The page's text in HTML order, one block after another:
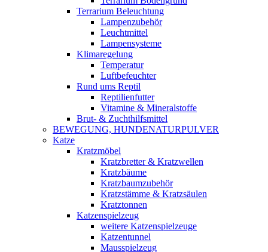
Terrarium Beleuchtung
Lampenzubehör
Leuchtmittel
Lampensysteme
Klimaregelung
Temperatur
Luftbefeuchter
Rund ums Reptil
Reptilienfutter
Vitamine & Mineralstoffe
Brut- & Zuchthilfsmittel
BEWEGUNG, HUNDENATURPULVER
Katze
Kratzmöbel
Kratzbretter & Kratzwellen
Kratzbäume
Kratzbaumzubehör
Kratzstämme & Kratzsäulen
Kratztonnen
Katzenspielzeug
weitere Katzenspielzeuge
Katzentunnel
Mausspielzeug